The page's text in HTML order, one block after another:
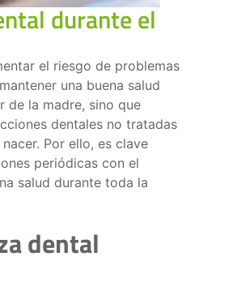
durante el
el riesgo de problemas
una buena salud
de la madre, sino que
dentales no tratadas
Por ello, es clave
periódicas con el
salud durante toda la
dental